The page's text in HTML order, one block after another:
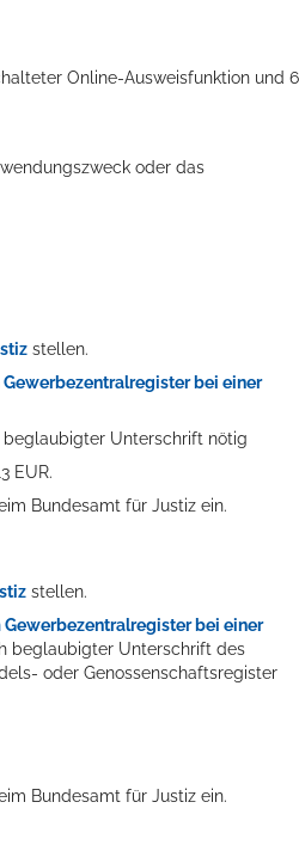
Online-Ausweisfunktion und
oder das
stellen.
bei einer
Unterschrift nötig
EUR.
Bundesamt für Justiz ein.
stellen.
bei einer
beglaubigter Unterschrift des
oder Genossenschaftsregister
Bundesamt für Justiz ein.